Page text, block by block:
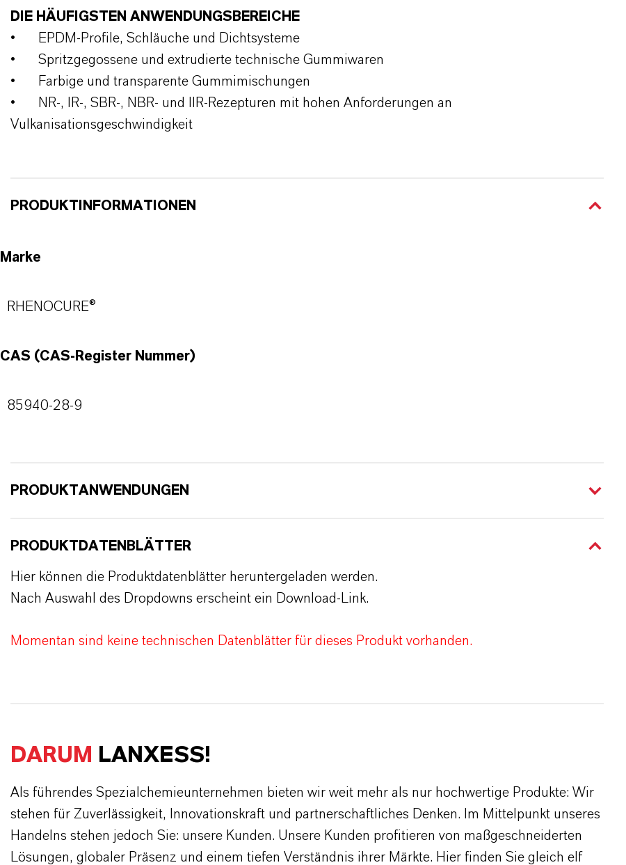
DIE HÄUFIGSTEN ANWENDUNGSBEREICHE
•
EPDM-Profile, Schläuche und Dichtsysteme
•
Spritzgegossene und extrudierte technische Gummiwaren
•
Farbige und transparente Gummimischungen
•
NR-, IR-, SBR-, NBR- und IIR-Rezepturen mit hohen Anforderungen an
Vulkanisationsgeschwindigkeit
PRODUKTINFORMATIONEN
Marke
RHENOCURE®
CAS (CAS-Register Nummer)
85940-28-9
PRODUKTANWENDUNGEN
PRODUKTDATENBLÄTTER
Hier können die Produktdatenblätter heruntergeladen werden.
Nach Auswahl des Dropdowns erscheint ein Download-Link.
Momentan sind keine technischen Datenblätter für dieses Produkt vorhanden.
DARUM LANXESS!
Als führendes Spezialchemieunternehmen bieten wir weit mehr als nur hochwertige Produkte: Wir
stehen für Zuverlässigkeit, Innovationskraft und partnerschaftliches Denken. Im Mittelpunkt unseres
Handelns stehen jedoch Sie: unsere Kunden. Unsere Kunden profitieren von maßgeschneiderten
Lösungen, globaler Präsenz und einem tiefen Verständnis ihrer Märkte. Hier finden Sie gleich elf